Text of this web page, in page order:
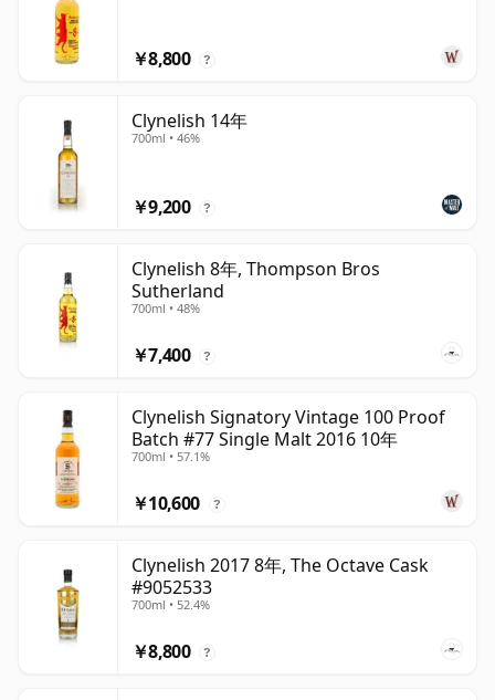
￥8,800 ?
Clynelish 14年
700ml • 46%
￥9,200 ?
Clynelish 8年, Thompson Bros
Sutherland
700ml • 48%
￥7,400 ?
Clynelish Signatory Vintage 100 Proof
Batch #77 Single Malt 2016 10年
700ml • 57.1%
￥10,600 ?
Clynelish 2017 8年, The Octave Cask
#9052533
700ml • 52.4%
￥8,800 ?